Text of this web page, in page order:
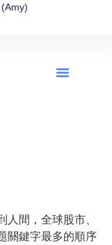
間，全球股市、
關鍵字最多的順序